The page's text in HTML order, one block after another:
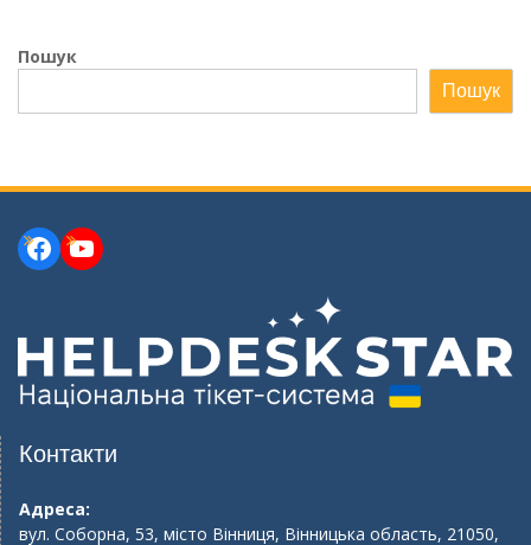
Пошук
Пошук
Facebook
YouTube
Контакти
Адреса:
вул. Соборна, 53, місто Вінниця, Вінницька область, 21050,